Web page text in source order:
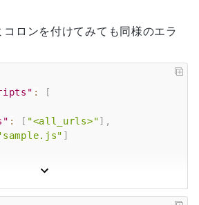
ロンを付けてみても同様のエラ
:
[
: [ "<all_urls>"] ,
]